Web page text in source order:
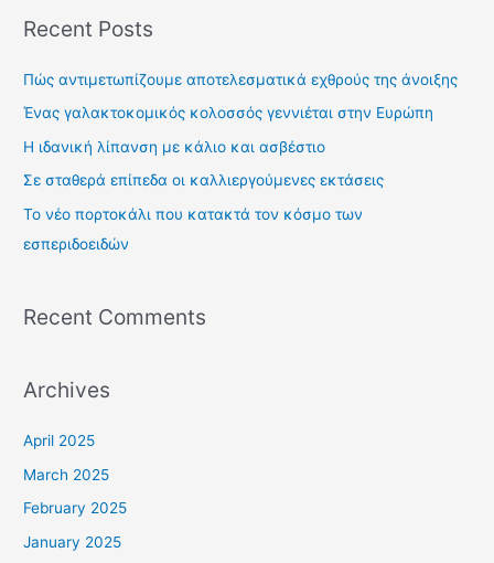
r
o
r
:
Recent Posts
Πώς αντιμετωπίζουμε αποτελεσματικά εχθρούς της άνοιξης
Ένας γαλακτοκομικός κολοσσός γεννιέται στην Ευρώπη
Η ιδανική λίπανση με κάλιο και ασβέστιο
Σε σταθερά επίπεδα οι καλλιεργούμενες εκτάσεις
Το νέο πορτοκάλι που κατακτά τον κόσμο των
εσπεριδοειδών
Recent Comments
Archives
April 2025
March 2025
February 2025
January 2025